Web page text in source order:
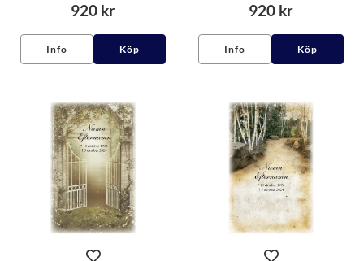
920 kr
Info Köp
920 kr
Info Köp